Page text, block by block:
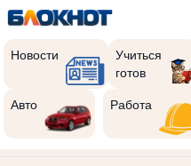
Новости
Учиться
готов
Авто Работа